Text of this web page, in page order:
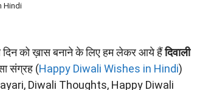
Hindi
दिन को ख़ास बनाने के लिए हम लेकर आये हैंदिवाली
संग्रह (Happy Diwali Wishes in Hindi)
Diwali Thoughts, Happy Diwali